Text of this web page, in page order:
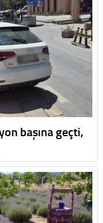
başına geçti,